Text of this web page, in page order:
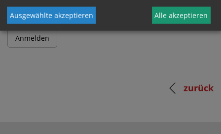
zurück
Ausgewählte akzeptieren Alle akzeptieren